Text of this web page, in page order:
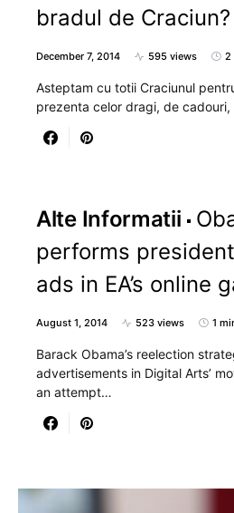
bradul de Craciun?
December 7, 2014 595 views 2
Asteptam cu totii Craciunul
prezenta celor dragi, de
Alte Informatii
performs
ads in EA’s online
August 1, 2014 523 views 1
Barack Obama’s reelection
advertisements in Digital Arts’
an attempt…